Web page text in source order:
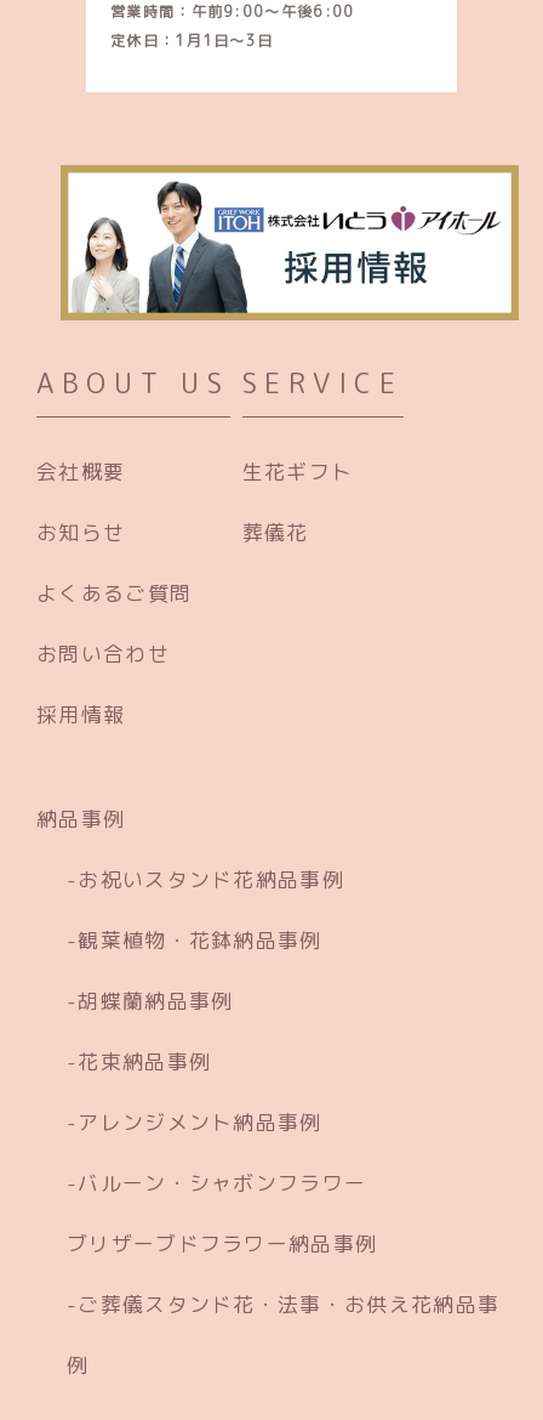
営業時間：午前9:00～午後6:00
定休日：1月1日～3日
ABOUT US
会社概要
お知らせ
よくあるご質問
お問い合わせ
採用情報
SERVICE
生花ギフト
葬儀花
納品事例
お祝いスタンド花納品事例
観葉植物・花鉢納品事例
胡蝶蘭納品事例
花束納品事例
アレンジメント納品事例
バルーン・シャボンフラワー
ブリザーブドフラワー納品事例
ご葬儀スタンド花・法事・お供え花納品事
例